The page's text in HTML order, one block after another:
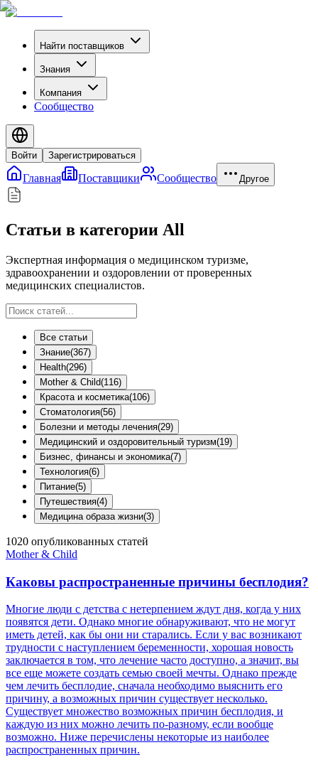
Найти поставщиков
Знания
Компания
Сообщество
Войти Зарегистрироваться
Главная Поставщики Сообщество Другое
Статьи в категории All
Экспертная информация о медицинском туризме,
здравоохранении и оздоровлении от проверенных
медицинских специалистов.
Все статьи
Знание(367)
Health(296)
Mother & Child(116)
Красота и косметика(106)
Стоматология(56)
Болезни и методы лечения(29)
Медицинский и оздоровительный туризм(19)
Бизнес, финансы и экономика(7)
Технология(6)
Питание(5)
Путешествия(4)
Медицина образа жизни(3)
1020 опубликованных статей
Mother & Child
Каковы распространенные причины бесплодия?
Многие люди с детства с нетерпением ждут дня, когда у них
появятся дети. Однако многие обнаруживают, что не могут
иметь детей, как бы они ни старались. Если у вас возникают
трудности с наступлением беременности, хорошая новость
заключается в том, что лечение часто доступно, а значит, вы
все еще можете создать семью своей мечты. Однако прежде
чем лечить бесплодие, сначала необходимо выяснить его
причину, а возможных причин существует несколько.
Существует множество возможных причин бесплодия, и
каждую из них можно лечить по-разному, если вообще
возможно. Ниже перечислены некоторые из наиболее
распространенных причин.